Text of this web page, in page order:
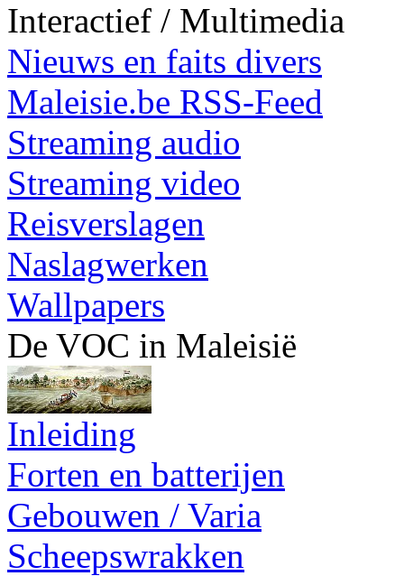
Interactief / Multimedia
Nieuws en faits divers
Maleisie.be RSS-Feed
Streaming audio
Streaming video
Reisverslagen
Naslagwerken
Wallpapers
De VOC in Maleisië
Inleiding
Forten en batterijen
Gebouwen / Varia
Scheepswrakken